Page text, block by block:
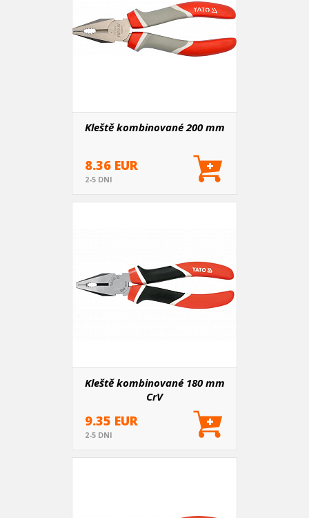
Kleště kombinované 200 mm
8.36 EUR
2-5 DNI
Kleště kombinované 180 mm
CrV
9.35 EUR
2-5 DNI